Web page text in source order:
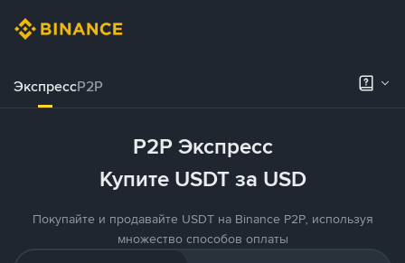
ЭкспрессP2P
P2P Экспресс
Купите USDT за USD
Покупайте и продавайте USDT на Binance P2P, используя
множество способов оплаты